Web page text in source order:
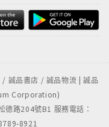
誠品書店 / 誠品物流 | 誠品
Corporation)
路204號B1 服務電話：
8921